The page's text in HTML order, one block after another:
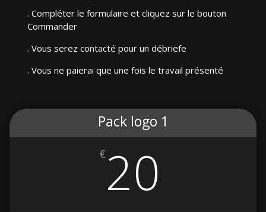
. Compléter le formulaire et cliquez sur le bouton
Commander
. Vous serez contacté pour un débriefe
. Vous ne paierai que une fois le travail présenté
Pack logo 1
€ 20